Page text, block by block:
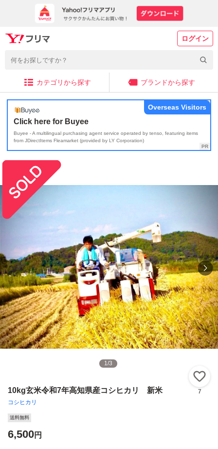
ログイン
カテゴリから探す ブランドから探す
Click here for Buyee
Buyee - A multilingual purchasing agent service operated by tenso, featuring items
from JDirectItems Fleamarket (provided by LY Corporation)
Overseas Visitors
1/3
10kg玄米令和7年高知県産コシヒカリ 新米
コシヒカリ
7
送料無料
6,500円